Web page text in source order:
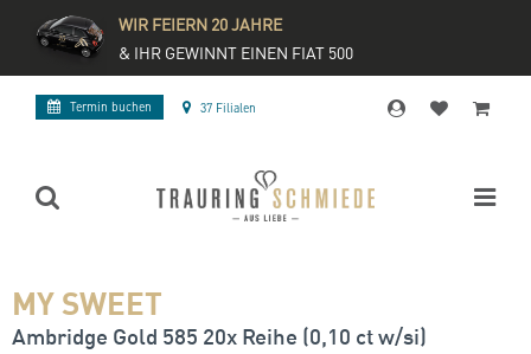
WIR FEIERN 20 JAHRE
& IHR GEWINNT EINEN FIAT 500
Termin buchen 37 Filialen
MY SWEET
Ambridge Gold 585 20x Reihe (0,10 ct w/si)